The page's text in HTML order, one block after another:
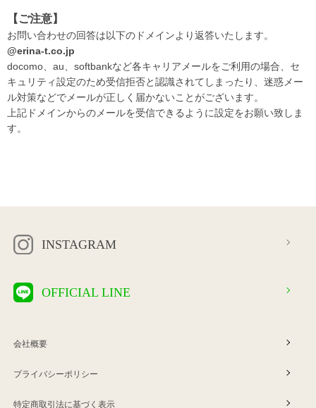
【ご注意】
お問い合わせの回答は以下のドメインより返答いたします。
@erina-t.co.jp
docomo、au、softbankなど各キャリアメールをご利用の場合、セ
キュリティ設定のため受信拒否と認識されてしまったり、迷惑メー
ル対策などでメールが正しく届かないことがございます。
上記ドメインからのメールを受信できるように設定をお願い致しま
す。
INSTAGRAM
OFFICIAL LINE
会社概要
プライバシーポリシー
特定商取引法に基づく表示